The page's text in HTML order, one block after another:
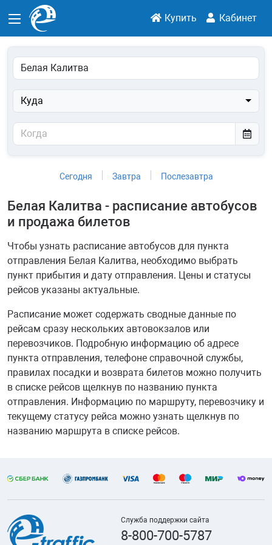
Купить Кабинет
Куда
Сегодня Завтра Послезавтра
Белая Калитва - расписание автобусов
и продажа билетов
Чтобы узнать расписание автобусов для пункта
отправления Белая Калитва, необходимо выбрать
пункт прибытия и дату отправления. Цены и статусы
рейсов указаны актуальные.
Расписание может содержать сводные данные по
рейсам сразу нескольких автовокзалов или
перевозчиков. Подробную информацию об адресе
пункта отправления, телефоне справочной службы,
правилах посадки и возврата билетов можно получить
в списке рейсов щелкнув по названию пункта
отправления. Информацию по маршруту, перевозчику и
текущему статусу рейса можно узнать щелкнув по
названию маршрута в списке рейсов.
Служба поддержки сайта
8-800-700-5787